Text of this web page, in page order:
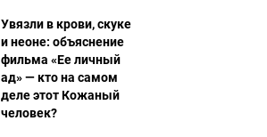
Увязли в крови, скуке
и неоне: объяснение
фильма «Ее личный
ад» — кто на самом
деле этот Кожаный
человек?